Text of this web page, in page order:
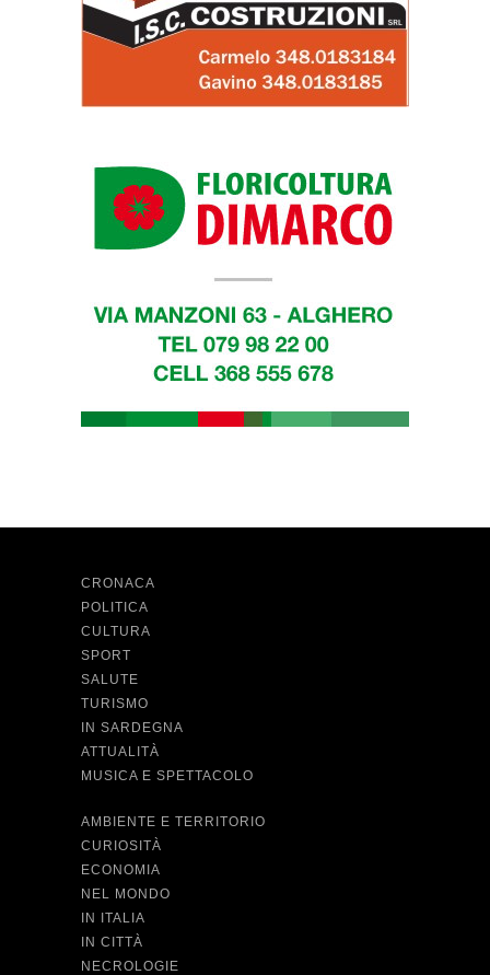
CRONACA
POLITICA
CULTURA
SPORT
SALUTE
TURISMO
IN SARDEGNA
ATTUALITÀ
MUSICA E SPETTACOLO
AMBIENTE E TERRITORIO
CURIOSITÀ
ECONOMIA
NEL MONDO
IN ITALIA
IN CITTÀ
NECROLOGIE